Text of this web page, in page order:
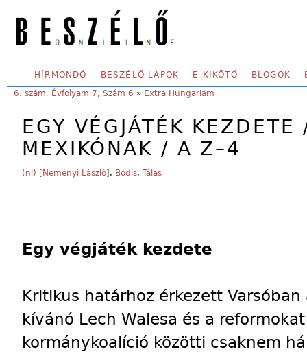
SECONDARY MENU
HÍRMONDÓ BESZÉLŐ LAPOK E-KIKÖTŐ BLOGOK
YOU ARE HERE:
6. szám, Évfolyam 7, Szám 6 » Extra Hungariam
EGY VÉGJÁTÉK
MEXIKÓNAK / A Z–4
(nl) [Neményi László], Bódis, Tálas
Egy végjáték kezdete
Kritikus határhoz érkezett
kívánó Lech Walesa és a
kormánykoalíció közötti csaknem